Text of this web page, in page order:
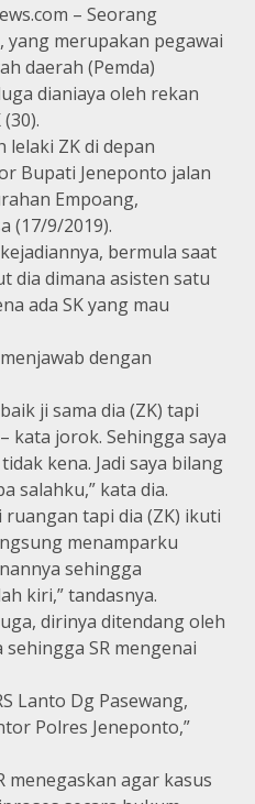
– Seorang
yang merupakan pegawai
daerah (Pemda)
dianiaya oleh rekan
lelaki ZK di depan
Bupati Jeneponto jalan
Empoang,
(17/9/2019).
bermula saat
dia dimana asisten satu
ada SK yang mau
dengan
ji sama dia (ZK) tapi
kata jorok. Sehingga saya
kena. Jadi saya bilang
salahku,” kata dia.
ruangan tapi dia (ZK) ikuti
menamparku
sehingga
kiri,” tandasnya.
dirinya ditendang oleh
SR mengenai
Lanto Dg Pasewang,
Polres Jeneponto,”
menegaskan agar kasus